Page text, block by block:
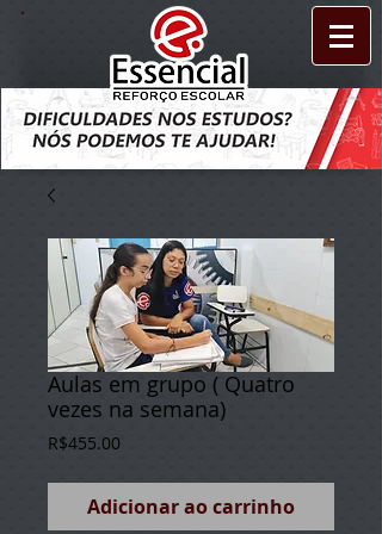
Aulas em grupo ( Quatro
vezes na semana)
R$455.00
Adicionar ao carrinho